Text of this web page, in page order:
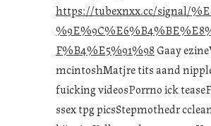
https://tubexnxx.cc/signal/
F%B4%E5%91%98Gaay
mcintoshMatjre tits aand
fuicking videosPorrno ick
ssex tpg picsStepmothedr